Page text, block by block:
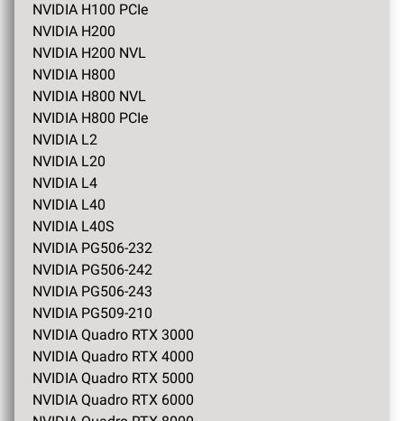
NVIDIA H100 PCIe
NVIDIA H200
NVIDIA H200 NVL
NVIDIA H800
NVIDIA H800 NVL
NVIDIA H800 PCIe
NVIDIA L2
NVIDIA L20
NVIDIA L4
NVIDIA L40
NVIDIA L40S
NVIDIA PG506-232
NVIDIA PG506-242
NVIDIA PG506-243
NVIDIA PG509-210
NVIDIA Quadro RTX 3000
NVIDIA Quadro RTX 4000
NVIDIA Quadro RTX 5000
NVIDIA Quadro RTX 6000